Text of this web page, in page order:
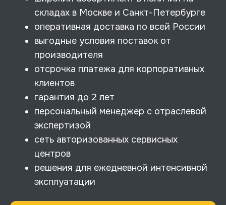
складах в Москве и Санкт-Петербурге
оперативная доставка по всей России
выгодные условия поставок от
производителя
отсрочка платежа для корпоративных
клиентов
гарантия до 2 лет
персональный менеджер с отраслевой
экспертизой
сеть авторизованных сервисных
центров
решения для ежедневной интенсивной
эксплуатации